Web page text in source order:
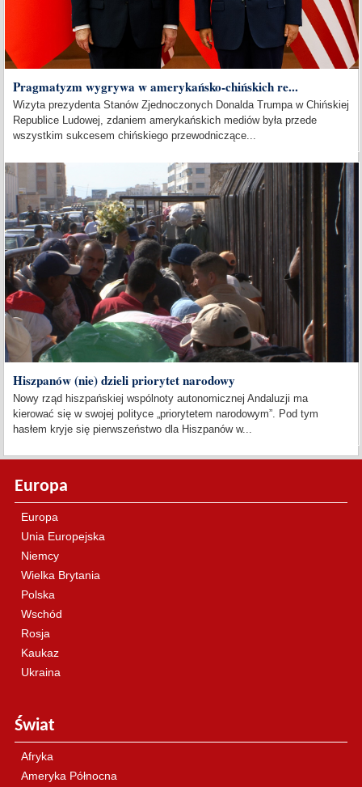
Pragmatyzm wygrywa w amerykańsko-chińskich re...
Wizyta prezydenta Stanów Zjednoczonych Donalda Trumpa w Chińskiej
Republice Ludowej, zdaniem amerykańskich mediów była przede
wszystkim sukcesem chińskiego przewodniczące...
Hiszpanów (nie) dzieli priorytet narodowy
Nowy rząd hiszpańskiej wspólnoty autonomicznej Andaluzji ma
kierować się w swojej polityce „priorytetem narodowym”. Pod tym
hasłem kryje się pierwszeństwo dla Hiszpanów w...
Europa
Europa
Unia Europejska
Niemcy
Wielka Brytania
Polska
Wschód
Rosja
Kaukaz
Ukraina
Świat
Afryka
Ameryka Północna